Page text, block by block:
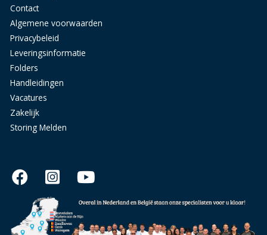
Contact
Algemene voorwaarden
Privacybeleid
Leveringsinformatie
Folders
Handleidingen
Vacatures
Zakelijk
Storing Melden